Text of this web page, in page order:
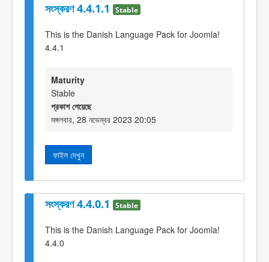
সংস্করণ 4.4.1.1 Stable
This is the Danish Language Pack for Joomla!
4.4.1
Maturity
Stable
প্রকাশ পেয়েছে
মঙ্গলবার, 28 নভেম্বর 2023 20:05
ফাইল দেখুন
সংস্করণ 4.4.0.1 Stable
This is the Danish Language Pack for Joomla!
4.4.0